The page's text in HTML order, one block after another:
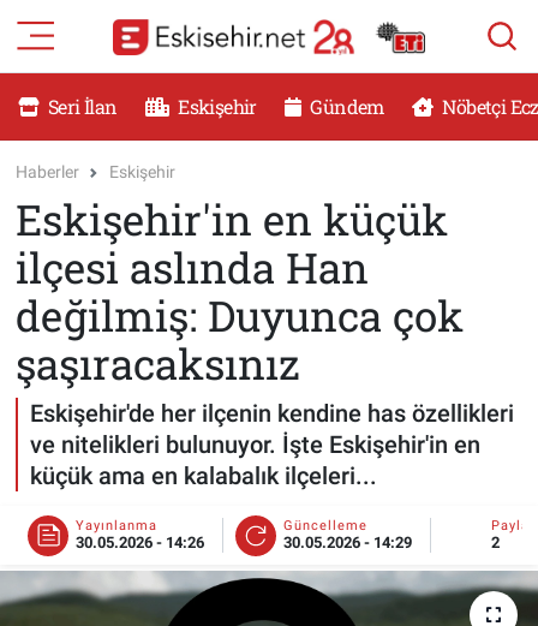
Seri İlan Eskişehir Gündem Nöbetçi
Haberler Eskişehir
Eskişehir'in en küçük
ilçesi aslında Han
değilmiş: Duyunca çok
şaşıracaksınız
Eskişehir'de her ilçenin kendine has özellikleri
ve nitelikleri bulunuyor. İşte Eskişehir'in en
küçük ama en kalabalık ilçeleri...
Yayınlanma
30.05.2026 - 14:26
Güncelleme
30.05.2026 - 14:29 2
RESMİ İLANLAR
DÜNYA
SAĞLIK
MAGAZİN
KADIN
TEKNOLOJİ
YEMEK
ESKİŞEHİR NÖBETÇİ ECZANELER
Eskişehir Nöbetçi Eczaneler
Eskişehir Namaz Vakitleri
Eskişehir Trafik Yoğunluk Haritası
Süper Lig Puan Durumu ve Fikstür
Tüm Manşetler
Son Dakika Haberleri
Haber Arşivi